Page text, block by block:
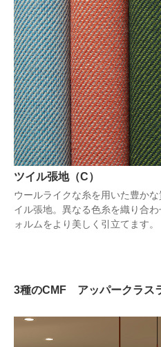
ツイル張地（C）
ウールライクな糸を用いた豊か
イル張地。異なる色糸を織り合
ォルムをより美しく引立てます。
3種のCMF アッパークラス